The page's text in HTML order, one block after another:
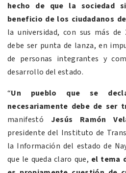
hecho de que la sociedad
beneficio de los ciudadanos
la universidad, con sus más
debe ser punta de lanza, en
de personas integrantes y
desarrollo del estado.
“Un pueblo que se
necesariamente debe de ser
manifestó Jesús Ramón
presidente del Instituto de
la Información del estado de
que le queda claro que, el tema